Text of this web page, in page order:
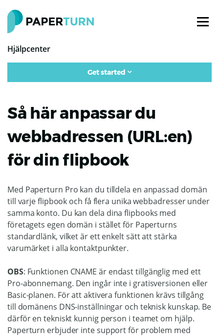
Hjälpcenter
Get started
Så här anpassar du
webbadressen (URL:en)
för din flipbook
Med Paperturn Pro kan du tilldela en anpassad domän
till varje flipbook och få flera unika webbadresser under
samma konto. Du kan dela dina flipbooks med
företagets egen domän i stället för Paperturns
standardlänk, vilket är ett enkelt sätt att stärka
varumärket i alla kontaktpunkter.
OBS: Funktionen CNAME är endast tillgänglig med ett
Pro-abonnemang. Den ingår inte i gratisversionen eller
Basic-planen. För att aktivera funktionen krävs tillgång
till domänens DNS-inställningar och teknisk kunskap. Be
därför en tekniskt kunnig person i teamet om hjälp.
Paperturn erbjuder inte support för problem med